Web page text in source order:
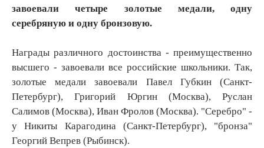
завоевали четыре золотые медали, одну
серебряную и одну бронзовую.
Награды различного достоинства - преимущественно
высшего - завоевали все российские школьники. Так,
золотые медали завоевали Павел Губкин (Санкт-
Петербург), Григорий Юргин (Москва), Руслан
Салимов (Москва), Иван Фролов (Москва). "Серебро" -
у Никиты Карагодина (Санкт-Петербург), "бронза"
Георгий Вепрев (Рыбинск).